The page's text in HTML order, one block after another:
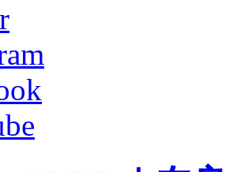
ュニティ
ン
ップチーム
ップチームスタッフ